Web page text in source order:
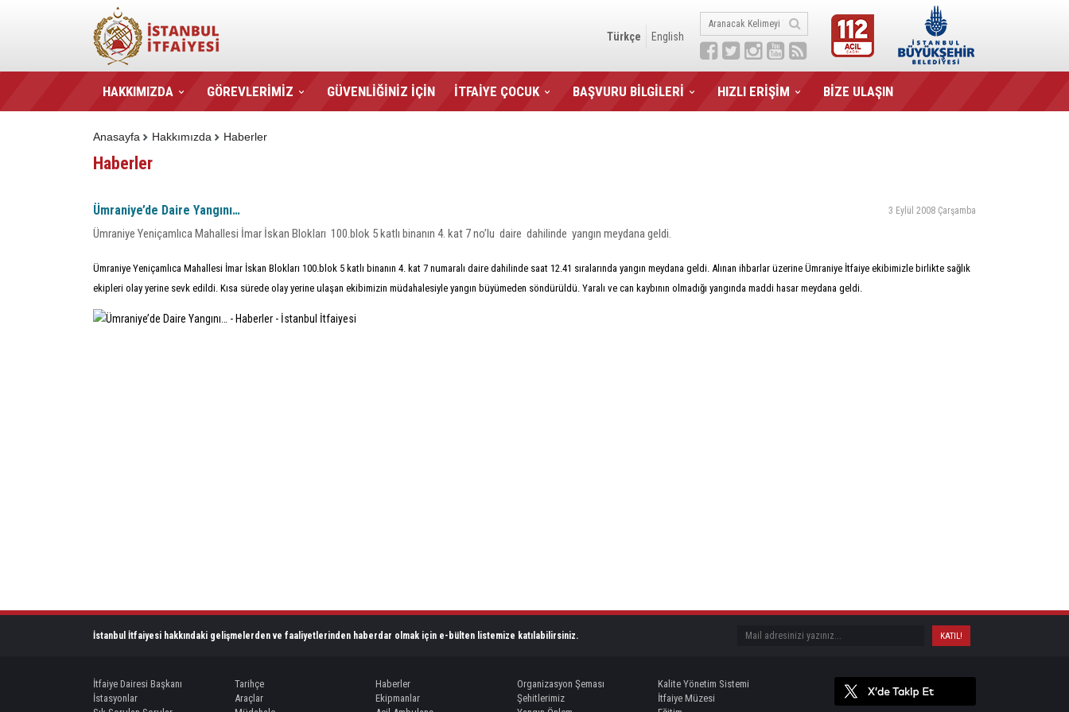
Türkçe English
HAKKIMIZDA GÖREVLERİMİZ GÜVENLİĞİNİZ İÇİN İTFAİYE ÇOCUK BAŞVURU BİLGİLERİ HIZLI ERİŞİM BİZE ULAŞIN
Haberler
Hakkımızda
Anasayfa
Haberler
Ümraniye’de Daire Yangını… 3 Eylül 2008 Çarşamba
Ümraniye Yeniçamlıca Mahallesi İmar İskan Blokları 100.blok 5 katlı binanın 4. kat 7 no’lu daire dahilinde yangın meydana geldi.
Ümraniye Yeniçamlıca Mahallesi İmar İskan Blokları 100.blok 5 katlı binanın 4. kat 7 numaralı daire dahilinde saat 12.41 sıralarında yangın meydana geldi. Alınan ihbarlar üzerine Ümraniye İtfaiye ekibimizle birlikte sağlık
ekipleri olay yerine sevk edildi. Kısa sürede olay yerine ulaşan ekibimizin müdahalesiyle yangın büyümeden söndürüldü. Yaralı ve can kaybının olmadığı yangında maddi hasar meydana geldi.
İstanbul İtfaiyesi hakkındaki gelişmelerden ve faaliyetlerinden haberdar olmak için e-bülten listemize katılabilirsiniz.
İtfaiye Dairesi Başkanı Tarihçe Haberler Organizasyon Şeması
Kalite Yönetim Sistemi
İstasyonlar
Araçlar Ekipmanlar Şehitlerimiz
İtfaiye Müzesi